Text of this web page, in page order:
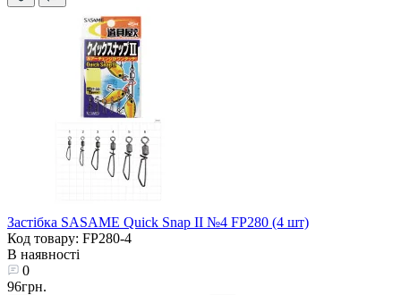
Застібка SASAME Quick Snap II №4 FP280 (4 шт)
Код товару: FP280-4
В наявності
0
96грн.